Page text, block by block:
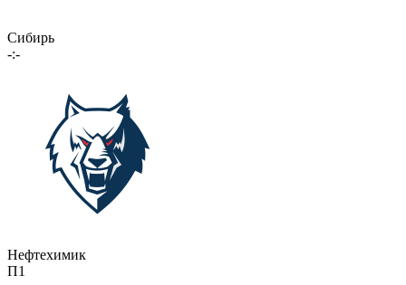
Сибирь
-:-
Нефтехимик
П1